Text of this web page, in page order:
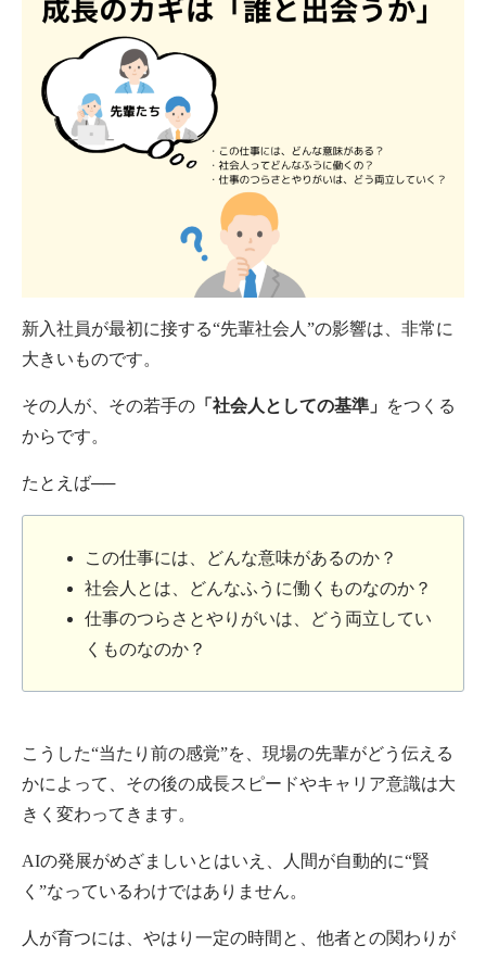
新入社員が最初に接する“先輩社会人”の影響は、非常に
大きいものです。
その人が、その若手の 「社会人としての基準」 をつくる
からです。
たとえば──
この仕事には、どんな意味があるのか？
社会人とは、どんなふうに働くものなのか？
仕事のつらさとやりがいは、どう両立してい
くものなのか？
こうした“当たり前の感覚”を、現場の先輩がどう伝える
かによって、その後の成長スピードやキャリア意識は大
きく変わってきます。
AIの発展がめざましいとはいえ、人間が自動的に“賢
く”なっているわけではありません。
人が育つには、やはり一定の時間と、他者との関わりが